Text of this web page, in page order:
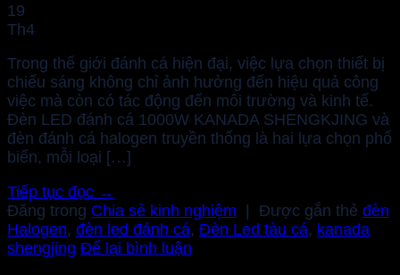
19
Th4
Trong thế giới đánh cá hiện đại, việc lựa chọn thiết bị
chiếu sáng không chỉ ảnh hưởng đến hiệu quả công
việc mà còn có tác động đến môi trường và kinh tế.
Đèn LED đánh cá 1000W KANADA SHENGKJING và
đèn đánh cá halogen truyền thống là hai lựa chọn phổ
biến, mỗi loại […]
Tiếp tục đọc →
Đăng trong Chia sẻ kinh nghiệm Được gắn thẻ đèn
Halogen, đèn led đánh cá, Đèn Led tàu cá, kanada
shengjing Để lại bình luận